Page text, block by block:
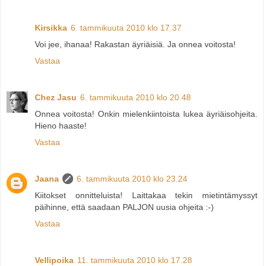
Kirsikka 6. tammikuuta 2010 klo 17.37
Voi jee, ihanaa! Rakastan äyriäisiä. Ja onnea voitosta!
Vastaa
Chez Jasu 6. tammikuuta 2010 klo 20.48
Onnea voitosta! Onkin mielenkiintoista lukea äyriäisohjeita.
Hieno haaste!
Vastaa
Jaana
6. tammikuuta 2010 klo 23.24
Kiitokset onnitteluista! Laittakaa tekin mietintämyssyt
päihinne, että saadaan PALJON uusia ohjeita :-)
Vastaa
Vellipoika 11. tammikuuta 2010 klo 17.28